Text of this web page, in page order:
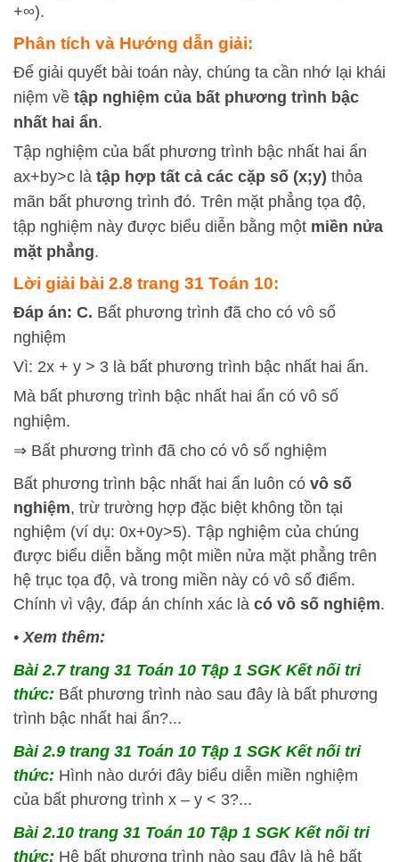
+∞).
Phân tích và Hướng dẫn giải:
Để giải quyết bài toán này, chúng ta cần nhớ lại khái
niệm về tập nghiệm của bất phương trình bậc
nhất hai ẩn.
Tập nghiệm của bất phương trình bậc nhất hai ẩn
ax+by>c là tập hợp tất cả các cặp số (x;y) thỏa
mãn bất phương trình đó. Trên mặt phẳng tọa độ,
tập nghiệm này được biểu diễn bằng một miền nửa
mặt phẳng.
Lời giải bài 2.8 trang 31 Toán 10:
Đáp án: C. Bất phương trình đã cho có vô số
nghiệm
Vì: 2x + y > 3 là bất phương trình bậc nhất hai ẩn.
Mà bất phương trình bậc nhất hai ẩn có vô số
nghiệm.
⇒ Bất phương trình đã cho có vô số nghiệm
Bất phương trình bậc nhất hai ẩn luôn có vô số
nghiệm, trừ trường hợp đặc biệt không tồn tại
nghiệm (ví dụ: 0x+0y>5). Tập nghiệm của chúng
được biểu diễn bằng một miền nửa mặt phẳng trên
hệ trục tọa độ, và trong miền này có vô số điểm.
Chính vì vậy, đáp án chính xác là có vô số nghiệm.
•Xem thêm:
Bài 2.7 trang 31 Toán 10 Tập 1 SGK Kết nối tri
thức: Bất phương trình nào sau đây là bất phương
trình bậc nhất hai ẩn?...
Bài 2.9 trang 31 Toán 10 Tập 1 SGK Kết nối tri
thức: Hình nào dưới đây biểu diễn miền nghiệm
của bất phương trình x – y < 3?...
Bài 2.10 trang 31 Toán 10 Tập 1 SGK Kết nối tri
thức: Hệ bất phương trình nào sau đây là hệ bất